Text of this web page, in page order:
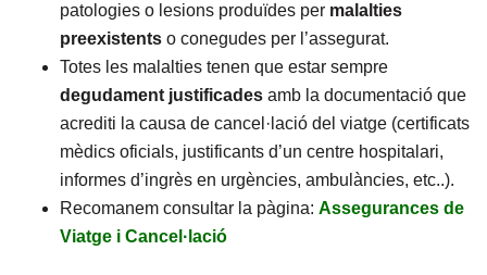
patologies o lesions produïdes per malalties
preexistents o conegudes per l’assegurat.
Totes les malalties tenen que estar sempre
degudament justificades amb la documentació que
acrediti la causa de cancel·lació del viatge (certificats
mèdics oficials, justificants d’un centre hospitalari,
informes d’ingrès en urgències, ambulàncies, etc..).
Recomanem consultar la pàgina: Assegurances de
Viatge i Cancel·lació